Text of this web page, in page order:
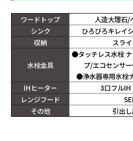
ワードトップ
人造大理石/
シンク
ひろびろキレイ
収納
スラ
水栓金具
●タッチレス水栓
プ/エコセンサ
●浄水器専用水栓
IHヒーター
3口フルIH
レンジフード
その他
引出